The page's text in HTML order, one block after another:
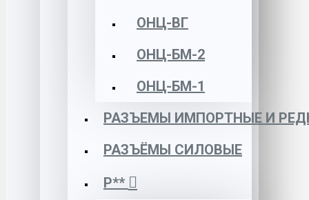
ОНЦ-ВГ
ОНЦ-БМ-2
ОНЦ-БМ-1
РАЗЪЕМЫ ИМПОРТНЫЕ И
РАЗЪЁМЫ СИЛОВЫЕ
Р**